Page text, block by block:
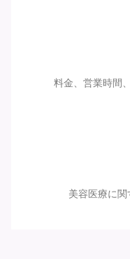
料金、営業時間
美容医療に